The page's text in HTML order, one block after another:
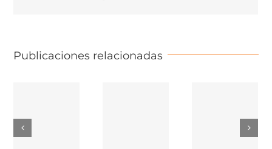
Publicaciones relacionadas